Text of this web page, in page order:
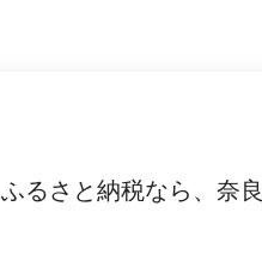
ふるさと納税なら、奈良